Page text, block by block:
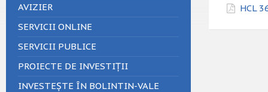
HCL
AVIZIER
SERVICII ONLINE
SERVICII PUBLICE
PROIECTE DE INVESTIȚII
INVESTEȘTE ÎN BOLINTIN-VALE